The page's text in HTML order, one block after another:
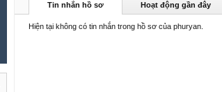
Tin nhắn hồ sơ Hoạt động gần đây
Hiện tại không có tin nhắn trong hồ sơ của phuryan.